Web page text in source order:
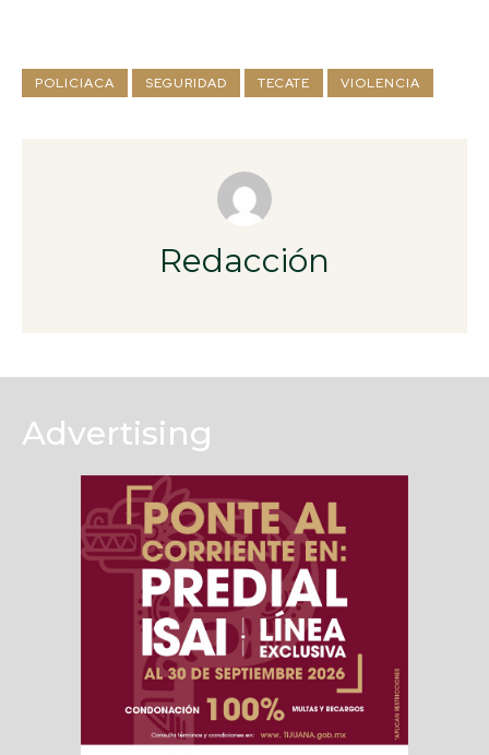
POLICIACA SEGURIDAD TECATE VIOLENCIA
Redacción
Advertising